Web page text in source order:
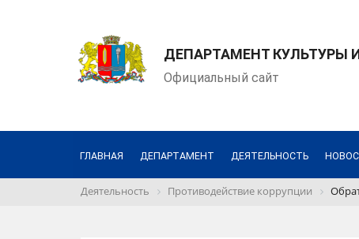
ДЕПАРТАМЕНТ КУЛЬТУРЫ
Официальный сайт
ГЛАВНАЯ ДЕПАРТАМЕНТ ДЕЯТЕЛЬНОСТЬ
Деятельность Противодействие коррупции